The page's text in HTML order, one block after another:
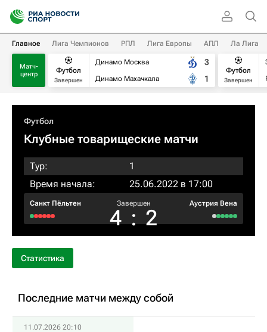
Главное Лига Чемпионов РПЛ Лига Европы АПЛ Ла Лига
Матч-
центр
Футбол
Завершен
Динамо Москва
Динамо Махачкала
3
1
Футбол
Завершен
Футбол
Клубные товарищеские матчи
Тур:
1
Время начала:
25.06.2022 в 17:00
Санкт Пёльтен Завершен
4 : 2
Аустрия Вена
Статистика
Последние матчи между собой
11.07.2026 20:10